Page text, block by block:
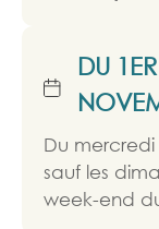
DU
Du
sauf les
week-end